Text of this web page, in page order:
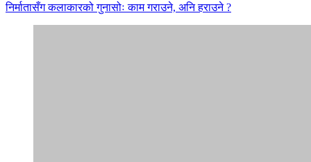
निर्मातासँग कलाकारको गुनासोः काम गराउने, अनि हराउने ?